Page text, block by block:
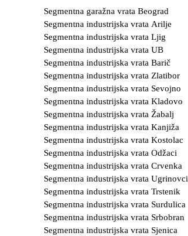
Segmentna garažna vrata Beograd
Segmentna industrijska vrata Arilje
Segmentna industrijska vrata Ljig
Segmentna industrijska vrata UB
Segmentna industrijska vrata Barič
Segmentna industrijska vrata Zlatibor
Segmentna industrijska vrata Sevojno
Segmentna industrijska vrata Kladovo
Segmentna industrijska vrata Žabalj
Segmentna industrijska vrata Kanjiža
Segmentna industrijska vrata Kostolac
Segmentna industrijska vrata Odžaci
Segmentna industrijska vrata Crvenka
Segmentna industrijska vrata Ugrinovci
Segmentna industrijska vrata Trstenik
Segmentna industrijska vrata Surdulica
Segmentna industrijska vrata Srbobran
Segmentna industrijska vrata Sjenica